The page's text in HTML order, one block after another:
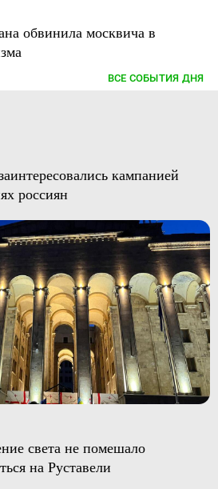
обвинила москвича в
ВСЕ СОБЫТИЯ ДНЯ
кампанией
россиян
света не помешало
на Руставели